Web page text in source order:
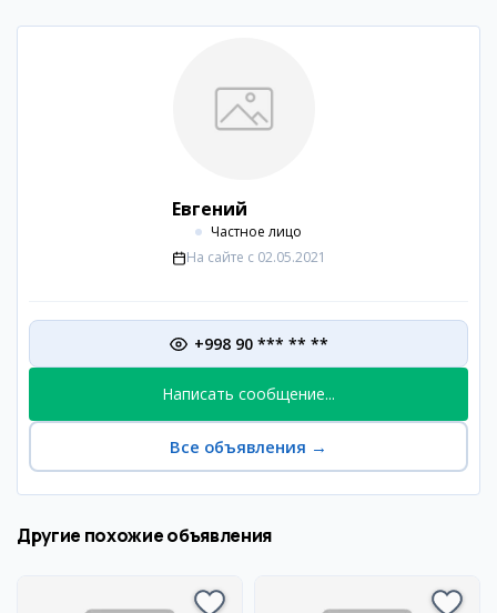
Евгений
Частное лицо
На сайте с 02.05.2021
+998 90 *** ** **
Написать сообщение...
Все объявления →
Другие похожие объявления